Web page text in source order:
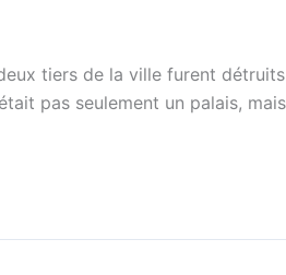
tiers de la ville furent détruits
pas seulement un palais,